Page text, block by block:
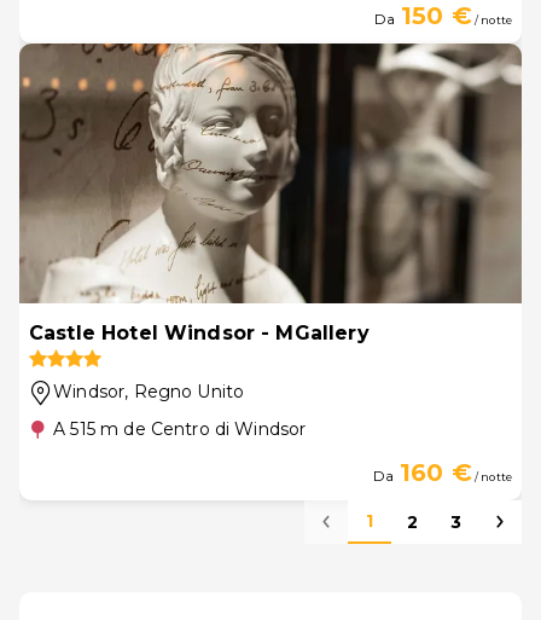
Da 150 €/ notte
Castle Hotel Windsor - MGallery
Windsor, Regno Unito
A 515 m de Centro di Windsor
Da 160 €/ notte
1 2 3